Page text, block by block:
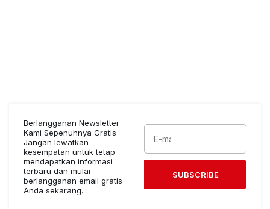
Berlangganan Newsletter
Kami Sepenuhnya Gratis
Jangan lewatkan
kesempatan untuk tetap
mendapatkan informasi
terbaru dan mulai
berlangganan email gratis
Anda sekarang.
SUBSCRIBE